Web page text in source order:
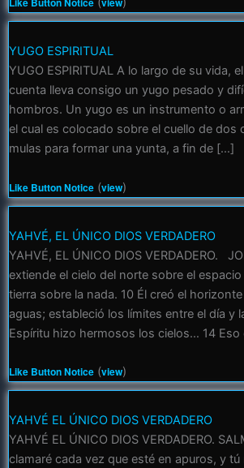
YUGO ESPIRITUAL
YUGO ESPIRITUAL A lo largo de su vida,
cuenta lleva consigo un yugo pesado y
hombros. Un yugo es un instrumento o
el cual es colocado sobre el cuello de dos
mulas para formar una yunta, a fin de […]
Like Button Notice (view)
YAHVÉ, EL ÚNICO DIOS VERDADERO
YAHVÉ, EL ÚNICO DIOS VERDADERO.
extiende el cielo del norte sobre el
tierra sobre la nada. 10 Él creó el
aguas; estableció los límites entre el día y
Espíritu hizo hermosos los cielos… 14
Like Button Notice (view)
YAHVÉ EL ÚNICO DIOS VERDADERO
YAHVÉ EL ÚNICO DIOS VERDADERO.
clamaré cada vez que esté en apuros, y